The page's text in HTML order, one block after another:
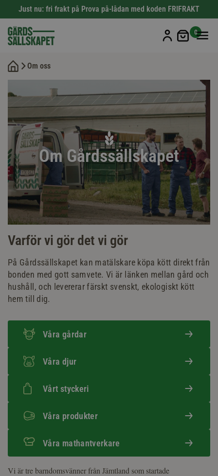
Just nu: fri frakt på Prova på-lådan med koden FRIFRAKT
Min
0
Om oss
Om Gårdssällskapet
Varför vi gör det vi gör
På Gårdssällskapet kan matälskare köpa kött direkt från
bonden med gott samvete. Vi är länken mellan gård och
hushåll, och levererar färskt svenskt, ekologiskt kött
hem till dig.
Våra gårdar
Våra djur
Vårt styckeri
Våra produkter
Våra mathantverkare
Vi är tre barndomsvänner från Jämtland som startade